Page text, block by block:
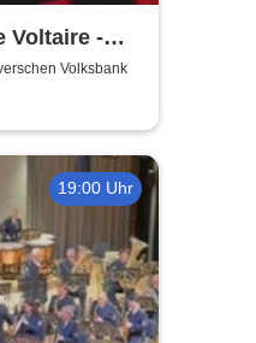
Voltaire -
Volksbank
19:00 Uhr